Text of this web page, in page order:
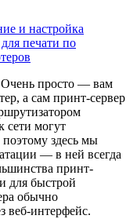
и настройка
печати по
Очень просто — вам
а сам принт-сервер
сети могут
поэтому здесь мы
— в ней всегда
принт-
для быстрой
обычно
веб-интерфейс.